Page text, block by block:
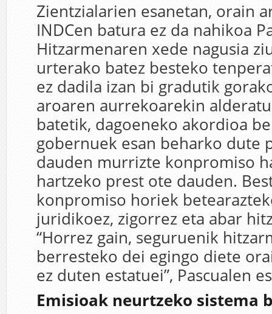
Zientzialarien esanetan, orain
INDCen batura ez da nahikoa
Hitzarmenaren xede nagusia
urterako batez besteko
ez dadila izan bi gradutik
aroaren aurrekoarekin
batetik, dagoeneko akordioa
gobernuek esan beharko dute
dauden murrizte konpromiso
hartzeko prest ote dauden.
konpromiso horiek
juridikoez, zigorrez eta abar
“Horrez gain, seguruenik
berresteko dei egingo diete
ez duten estatuei”, Pascualen
Emisioak neurtzeko sistema